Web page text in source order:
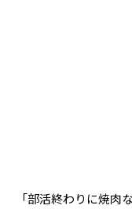
「部活終わりに焼肉